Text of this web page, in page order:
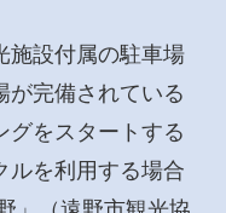
施設付属の駐車場
が完備されている
グをスタートする
ルを利用する場合